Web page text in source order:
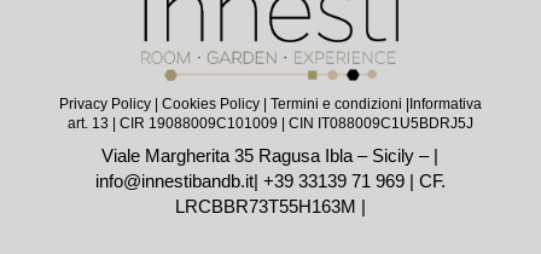
Privacy Policy| Cookies Policy| Termini e condizioni |Informativa
art. 13 | CIR 19088009C101009 | CIN IT088009C1U5BDRJ5J
Viale Margherita 35 Ragusa Ibla – Sicily – |
info@innestibandb.it| +39 33139 71 969| CF.
LRCBBR73T55H163M |